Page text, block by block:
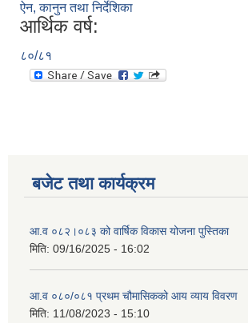
ऐन, कानुन तथा निर्देशिका
आर्थिक वर्ष:
८०/८१
बजेट तथा कार्यक्रम
आ.व ०८२।०८३ को वार्षिक विकास योजना पुस्तिका
मिति: 09/16/2025 - 16:02
आ.व ०८०/०८१ प्रथम चौमासिकको आय व्याय विवरण
मिति: 11/08/2023 - 15:10